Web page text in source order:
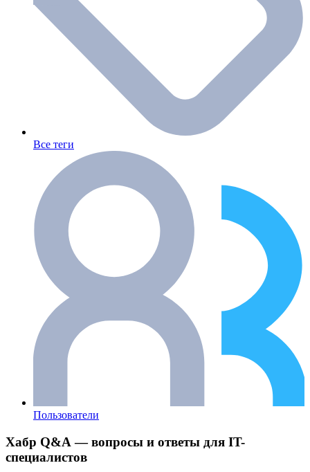
Все теги
Пользователи
Хабр Q&A — вопросы и ответы для IT-
специалистов